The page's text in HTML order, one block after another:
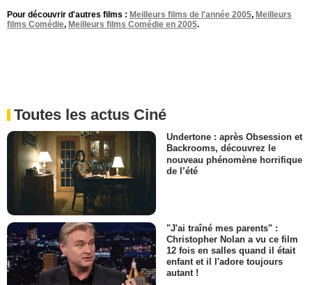
Pour découvrir d'autres films : Meilleurs films de l'année 2005, Meilleurs
films Comédie, Meilleurs films Comédie en 2005.
Toutes les actus Ciné
Undertone : après Obsession et
Backrooms, découvrez le
nouveau phénomène horrifique
de l’été
"J'ai traîné mes parents" :
Christopher Nolan a vu ce film
12 fois en salles quand il était
enfant et il l'adore toujours
autant !